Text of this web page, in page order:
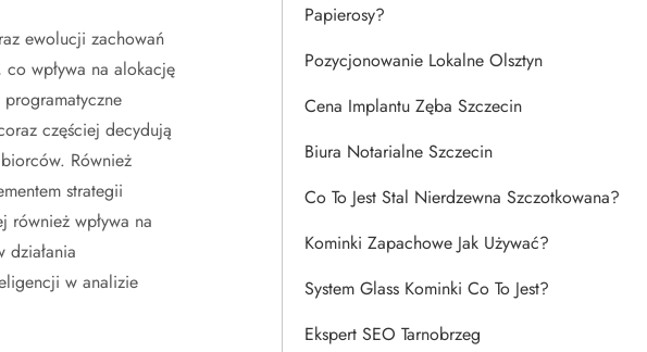
ewolucji zachowań
wpływa na alokację
częściej decydują
Również
strategii
również wpływa na
w analizie
Papierosy?
Pozycjonowanie Lokalne Olsztyn
Cena Implantu Zęba Szczecin
Biura Notarialne Szczecin
Co To Jest Stal Nierdzewna Szczotkowana?
Kominki Zapachowe Jak Używać?
System Glass Kominki Co To Jest?
Ekspert SEO Tarnobrzeg